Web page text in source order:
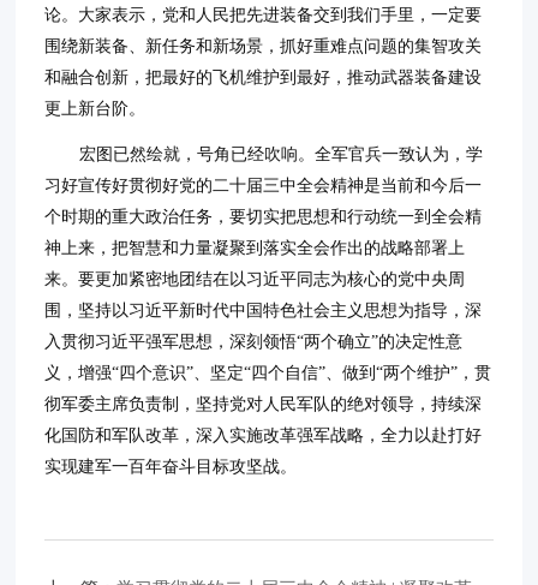
论。大家表示，党和人民把先进装备交到我们手里，一定要
围绕新装备、新任务和新场景，抓好重难点问题的集智攻关
和融合创新，把最好的飞机维护到最好，推动武器装备建设
更上新台阶。
宏图已然绘就，号角已经吹响。全军官兵一致认为，学
习好宣传好贯彻好党的二十届三中全会精神是当前和今后一
个时期的重大政治任务，要切实把思想和行动统一到全会精
神上来，把智慧和力量凝聚到落实全会作出的战略部署上
来。要更加紧密地团结在以习近平同志为核心的党中央周
围，坚持以习近平新时代中国特色社会主义思想为指导，深
入贯彻习近平强军思想，深刻领悟“两个确立”的决定性意
义，增强“四个意识”、坚定“四个自信”、做到“两个维护”，贯
彻军委主席负责制，坚持党对人民军队的绝对领导，持续深
化国防和军队改革，深入实施改革强军战略，全力以赴打好
实现建军一百年奋斗目标攻坚战。